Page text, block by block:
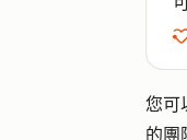
您可
的團